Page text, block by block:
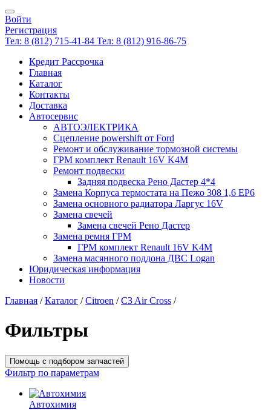
Войти
Регистрация
Тел: 8 (812) 715-41-84 Тел: 8 (812) 916-86-75
Кредит Рассрочка
Главная
Каталог
Контакты
Доставка
Автосервис
АВТОЭЛЕКТРИКА
Сцепление powershift от Ford
Ремонт и обслуживание тормозной системы
ГРМ комплект Renault 16V K4M
Ремонт подвески
Задняя подвеска Рено Дастер 4*4
Замена Корпуса термостата на Пежо 308 1,6 EP6
Замена основного радиатора Ларгус 16V
Замена свечей
Замена свечей Рено Дастер
Замена ремня ГРМ
ГРМ комплект Renault 16V K4M
Замена масянного поддона ДВС Logan
Юридическая информация
Новости
Главная / Каталог / Citroen / C3 Air Cross /
Фильтры
Помощь с подбором запчастей
Фильтр по параметрам
Автохимия